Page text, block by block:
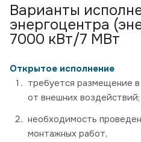
Варианты
энергоцентра
7000 кВт/7 МВт
Открытое исполнение
требуется размещение
от внешних воздействий;
необходимость
монтажных работ,